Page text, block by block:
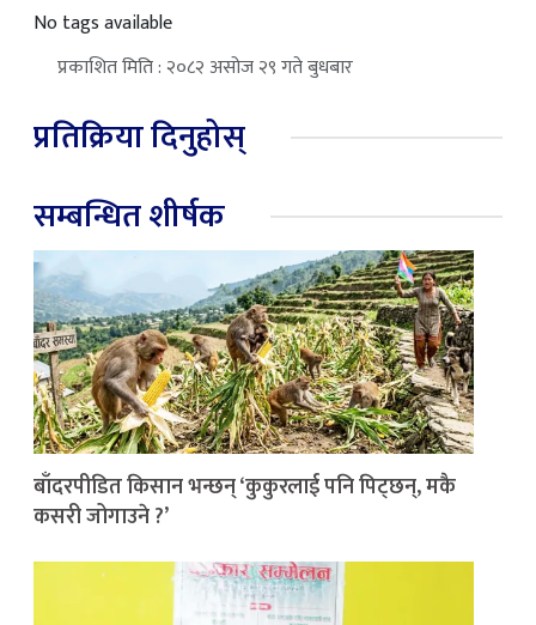
No tags available
प्रकाशित मिति : २०८२ असोज २९ गते बुधबार
प्रतिक्रिया दिनुहोस्
सम्बन्धित शीर्षक
बाँदरपीडित किसान भन्छन् ‘कुकुरलाई पनि पिट्छन्, मकै
कसरी जोगाउने ?’